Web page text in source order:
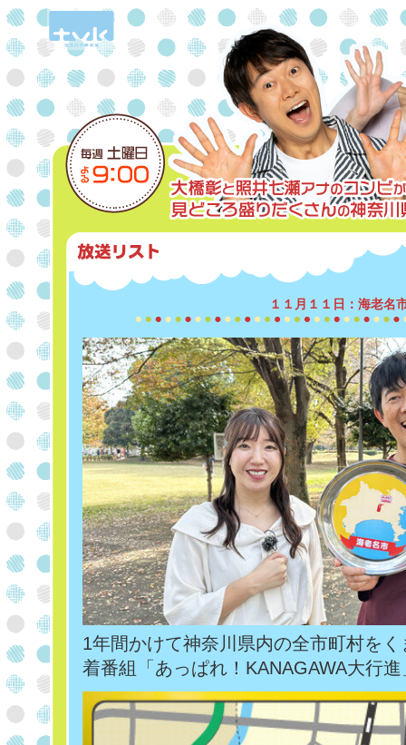
１１月１１日：海老名
1年間かけて神奈川県内の全市町村を
着番組「あっぱれ！KANAGAWA大行